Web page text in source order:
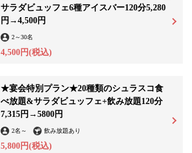
サラダビュッフェ6種アイスバー120分5,280
円→4,500円
2～30名
4,500円(税込)
★宴会特別プラン★20種類のシュラスコ食
べ放題&サラダビュッフェ+飲み放題120分
7,315円→5800円
2名 ～ 飲み放題あり
5,800円(税込)